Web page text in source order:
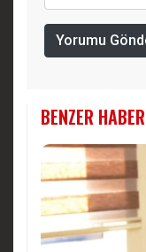
Yorumu
BENZER